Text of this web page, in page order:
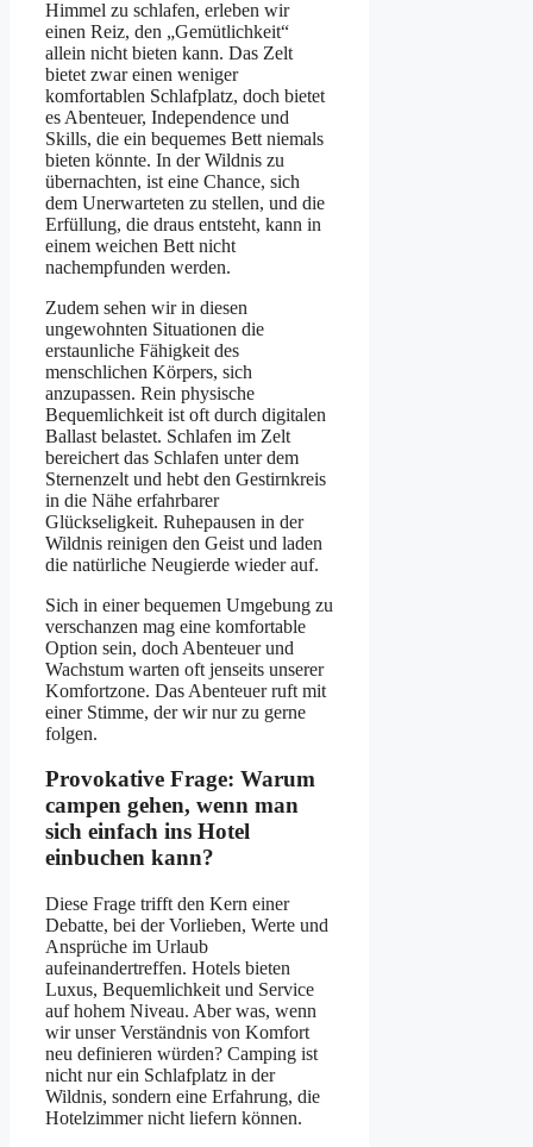
Himmel zu schlafen, erleben wir
einen Reiz, den „Gemütlichkeit“
allein nicht bieten kann. Das Zelt
bietet zwar einen weniger
komfortablen Schlafplatz, doch bietet
es Abenteuer, Independence und
Skills, die ein bequemes Bett niemals
bieten könnte. In der Wildnis zu
übernachten, ist eine Chance, sich
dem Unerwarteten zu stellen, und die
Erfüllung, die draus entsteht, kann in
einem weichen Bett nicht
nachempfunden werden.
Zudem sehen wir in diesen
ungewohnten Situationen die
erstaunliche Fähigkeit des
menschlichen Körpers, sich
anzupassen. Rein physische
Bequemlichkeit ist oft durch digitalen
Ballast belastet. Schlafen im Zelt
bereichert das Schlafen unter dem
Sternenzelt und hebt den Gestirnkreis
in die Nähe erfahrbarer
Glückseligkeit. Ruhepausen in der
Wildnis reinigen den Geist und laden
die natürliche Neugierde wieder auf.
Sich in einer bequemen Umgebung zu
verschanzen mag eine komfortable
Option sein, doch Abenteuer und
Wachstum warten oft jenseits unserer
Komfortzone. Das Abenteuer ruft mit
einer Stimme, der wir nur zu gerne
folgen.
Provokative Frage: Warum
campen gehen, wenn man
sich einfach ins Hotel
einbuchen kann?
Diese Frage trifft den Kern einer
Debatte, bei der Vorlieben, Werte und
Ansprüche im Urlaub
aufeinandertreffen. Hotels bieten
Luxus, Bequemlichkeit und Service
auf hohem Niveau. Aber was, wenn
wir unser Verständnis von Komfort
neu definieren würden? Camping ist
nicht nur ein Schlafplatz in der
Wildnis, sondern eine Erfahrung, die
Hotelzimmer nicht liefern können.